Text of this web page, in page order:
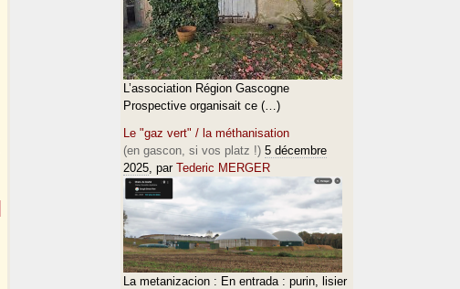
L’association Région Gascogne
Prospective organisait ce (…)
Le "gaz vert" / la méthanisation
(en gascon, si vos platz !) 5 décembre
2025, par Tederic MERGER
La metanizacion : En entrada : purin, lisier